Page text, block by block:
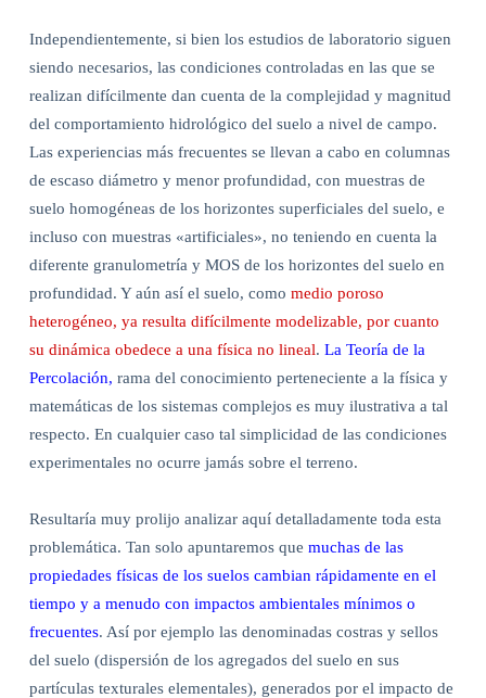
Independientemente, si bien los estudios de laboratorio siguen
siendo necesarios, las condiciones controladas en las que se
realizan difícilmente dan cuenta de la complejidad y magnitud
del comportamiento hidrológico del suelo a nivel de campo.
Las experiencias más frecuentes se llevan a cabo en columnas
de escaso diámetro y menor profundidad, con muestras de
suelo homogéneas de los horizontes superficiales del suelo, e
incluso con muestras «artificiales», no teniendo en cuenta la
diferente granulometría y MOS de los horizontes del suelo en
profundidad. Y aún así el suelo, como medio poroso
heterogéneo, ya resulta difícilmente modelizable, por cuanto
su dinámica obedece a una física no lineal. La Teoría de la
Percolación, rama del conocimiento perteneciente a la física y
matemáticas de los sistemas complejos es muy ilustrativa a tal
respecto. En cualquier caso tal simplicidad de las condiciones
experimentales no ocurre jamás sobre el terreno.
Resultaría muy prolijo analizar aquí detalladamente toda esta
problemática. Tan solo apuntaremos que muchas de las
propiedades físicas de los suelos cambian rápidamente en el
tiempo y a menudo con impactos ambientales mínimos o
frecuentes. Así por ejemplo las denominadas costras y sellos
del suelo (dispersión de los agregados del suelo en sus
partículas texturales elementales), generados por el impacto de